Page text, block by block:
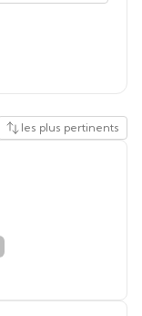
les plus pertinents